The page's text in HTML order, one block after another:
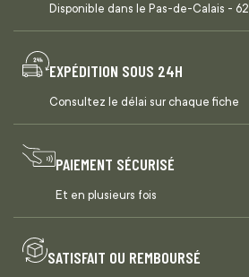
Disponible dans le Pas-de-Calais - 62
EXPÉDITION SOUS 24H
Consultez le délai sur chaque fiche
PAIEMENT SÉCURISÉ
Et en plusieurs fois
SATISFAIT OU REMBOURSÉ